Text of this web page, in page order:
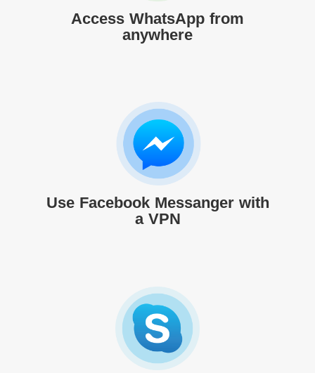
Access WhatsApp from
anywhere
Use Facebook Messanger with
a VPN